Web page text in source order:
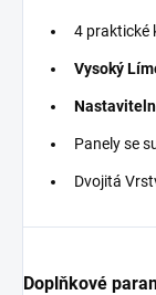
4 praktické
Vysoký
Panely se
Dvojitá
Doplňkové